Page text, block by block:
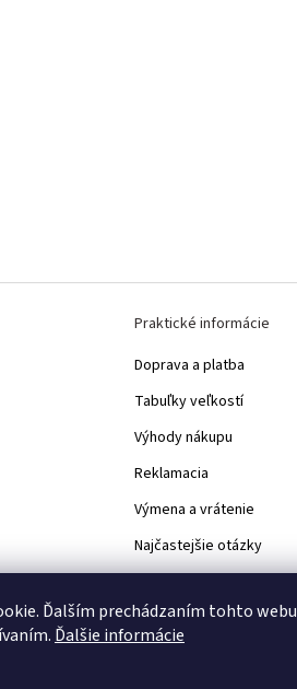
Ďalším prechádzaním tohto webu
Ďalšie informácie
Praktické informácie
Doprava a platba
Tabuľky veľkostí
Výhody nákupu
Reklamacia
Výmena a vrátenie
Najčastejšie otázky
Blog